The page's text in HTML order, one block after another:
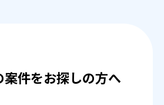
案件をお探しの方へ